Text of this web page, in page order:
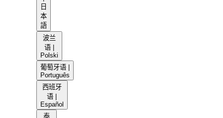
日
本
語
波兰
语 |
Polski
葡萄牙语 |
Português
西班牙
语 |
Español
泰